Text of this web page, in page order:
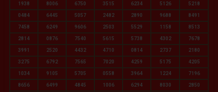
1938 8006 6750 3515 6234 5126 5218
0484 6445 5057 2482 2890 9688 8491
7458 6249 9606 2503 5529 1158 8513
2814 0876 7540 5615 5738 4302 7678
3991 2520 4432 4710 0814 2737 2180
3275 6792 7565 7020 4259 5175 4205
1034 9105 5705 0558 3964 1224 7196
8656 6499 4845 1006 6294 8030 2850